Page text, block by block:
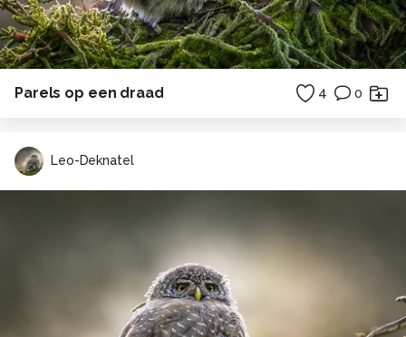
Parels op een draad 4 0
Leo-Deknatel